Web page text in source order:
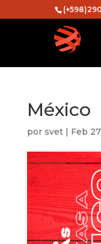
México
por svet| Feb